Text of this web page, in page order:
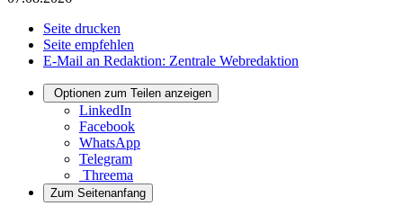
Seite drucken
Seite empfehlen
E-Mail an Redaktion: Zentrale Webredaktion
Optionen zum Teilen anzeigen
LinkedIn
Facebook
WhatsApp
Telegram
Threema
Zum Seitenanfang